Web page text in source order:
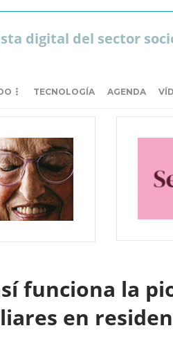
digital del sector
TECNOLOGÍA AGENDA
funciona la
en